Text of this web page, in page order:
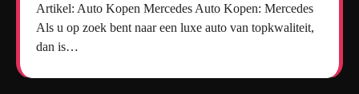
Artikel: Auto Kopen Mercedes Auto Kopen: Mercedes
Als u op zoek bent naar een luxe auto van topkwaliteit,
dan is…